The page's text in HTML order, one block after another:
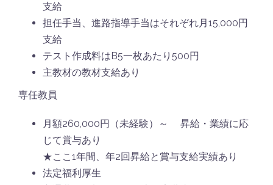
支給
担任手当、進路指導手当はそれぞれ月15,000円
支給
テスト作成料はB5一枚あたり500円
主教材の教材支給あり
専任教員
月額260,000円（未経験）～ 昇給・業績に応
じて賞与あり
★ここ1年間、年2回昇給と賞与支給実績あり
法定福利厚生